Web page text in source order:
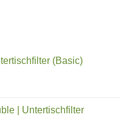
(Basic)
| Untertischfilter